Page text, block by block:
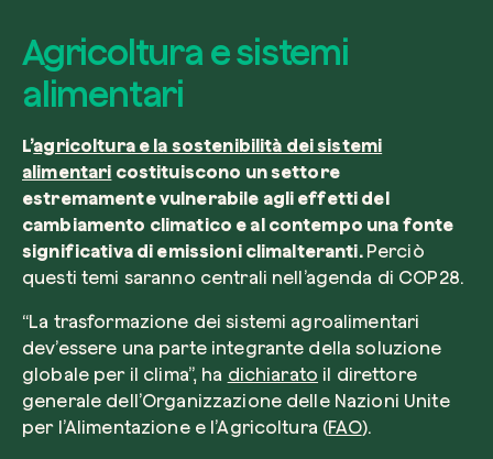
Agricoltura e sistemi
alimentari
L’agricoltura e la sostenibilità dei sistemi
alimentari costituiscono un settore
estremamente vulnerabile agli effetti del
cambiamento climatico e al contempo una fonte
significativa di emissioni climalteranti. Perciò
questi temi saranno centrali nell’agenda di COP28.
“La trasformazione dei sistemi agroalimentari
dev’essere una parte integrante della soluzione
globale per il clima”, ha dichiarato il direttore
generale dell’Organizzazione delle Nazioni Unite
per l’Alimentazione e l’Agricoltura (FAO).